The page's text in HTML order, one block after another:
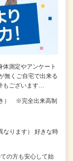
測定やアンケート
無くご自宅で出来る
もございます…
） ※完全出来高制
なります） 好きな時
の方も安心して始